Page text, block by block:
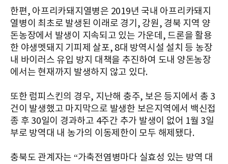
한편, 아프리카돼지열병은 2019년 국내 아프리카돼지
열병이 최초로 발생된 이래로 경기, 강원, 경북 지역 양
돈농장에서 발생이 지속되고 있는 가운데, 드론을 활용
한 야생멧돼지 기피제 살포, 8대 방역시설 설치 등 농장
내 바이러스 유입 방지 대책을 추진하여 도내 양돈농장
에서는 현재까지 발생하지 않고 있다.
또한 럼피스킨의 경우, 지난해 충주, 보은 등지에서 총 3
건이 발생했고 마지막으로 발생한 보은지역에서 백신접
종 후 30일이 경과하고 4주간 추가 발생이 없어 1월 3일
부로 방역대 내 농가의 이동제한이 모두 해제됐다.
충북도 관계자는 “가축전염병마다 실효성 있는 방역 대